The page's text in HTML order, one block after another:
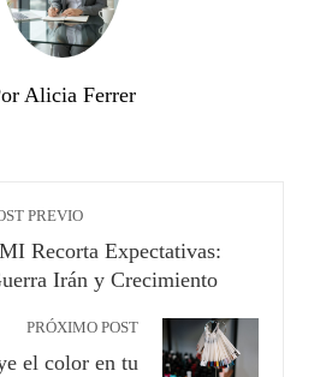
Alicia Ferrer
PREVIO
Recorta Expectativas:
Irán y Crecimiento
PRÓXIMO POST
el color en tu